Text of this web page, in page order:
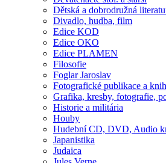
Dětská a dobrodružná
Divadlo, hudba, film
Edice KOD
Edice OKO
Edice PLAMEN
Filosofie
Foglar Jaroslav
Fotografické publikace a
Grafika, kresby, fotografie,
Historie a militária
Houby
Hudební CD, DVD, Audio
Japanistika
Judaica